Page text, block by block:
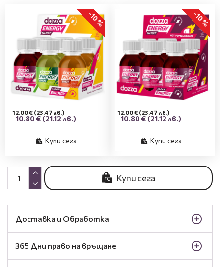
Купи сега
-10 %
10.80 € (21.12 лв.)
12.00 €(23.47 лв.)
Купи сега
-10 %
10.80 € (21.12 лв.)
12.00 €(23.47 лв.)
Купи сега
Доставка и Обработка
365 Дни право на връщане